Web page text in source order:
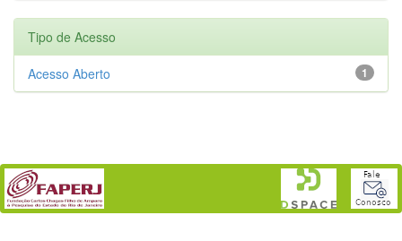
Tipo de Acesso
1
Acesso Aberto